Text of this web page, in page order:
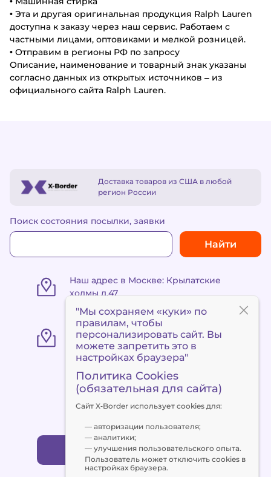
• Эта и другая оригинальная продукция Ralph Lauren
доступна к заказу через наш сервис. Работаем с
частными лицами, оптовиками и мелкой розницей.
• Отправим в регионы РФ по запросу
Описание, наименование и товарный знак указаны
согласно данных из открытых источников – из
официального сайта Ralph Lauren.
Доставка товаров из США в любой
регион России
Поиск состояния посылки, заявки
Найти
Наш адрес в Москве: Крылатские
холмы д.47
«Пункт выдачи Метро
«Сокольники» ул. Маленковская 32,
стр. 3
client@x-border.ru
Заказать обратный звонок
"Мы сохраняем «куки» по
правилам, чтобы
персонализировать сайт. Вы
можете запретить это в
настройках браузера"
Политика Cookies
(обязательная для сайта)
Сайт X‑Border использует cookies для:
— авторизации пользователя;
— аналитики;
— улучшения пользовательского опыта.
Пользователь может отключить cookies в
настройках браузера.